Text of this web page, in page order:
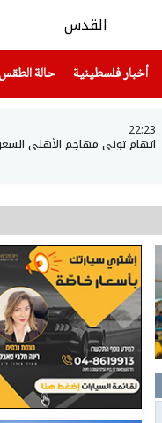
أخبار فلسطينية(current) حالة الطقس
22:23
اتهام توني مهاجم الأهلي